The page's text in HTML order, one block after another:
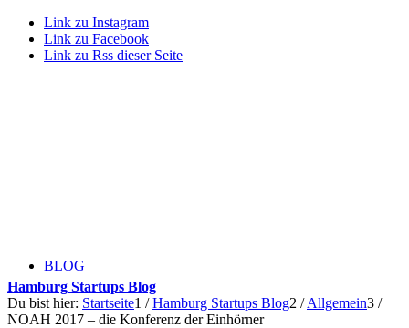
Link zu Instagram
Link zu Facebook
Link zu Rss dieser Seite
BLOG
Hamburg Startups Blog
Du bist hier: Startseite1 / Hamburg Startups Blog2 / Allgemein3 /
NOAH 2017 – die Konferenz der Einhörner